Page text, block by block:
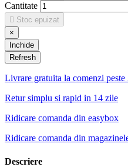
Cantitate
 Stoc epuizat
×
Inchide
Livrare gratuita la comenzi peste
Retur simplu si rapid in 14 zile
Ridicare comanda din easybox
Ridicare comanda din
Descriere